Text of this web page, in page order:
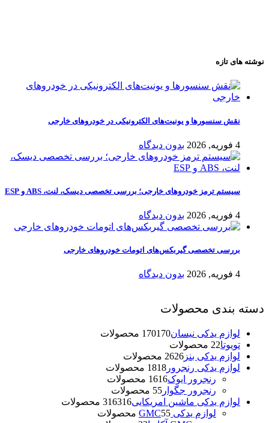
نوشته های تازه
نقش سنسورها و یونیت‌های الکترونیکی در خودروهای خارجی
4 فوریه, 2026 بدون دیدگاه
سیستم ترمز خودروهای خارجی؛ بررسی تخصصی دیسک، لنت، ABS و ESP
4 فوریه, 2026 بدون دیدگاه
بررسی تخصصی گیربکس‌های اتومات خودروهای خارجی
4 فوریه, 2026 بدون دیدگاه
دسته بندی محصولات
لوازم یدکی نیسان 170170 محصولات
تویوتا 22 محصولات
لوازم یدکی بنز
2626 محصولات
لوازم یدکی رنجرور
1818 محصولات
رنجرور ایوک
1616 محصولات
رنجرور جگوار
55 محصولات
لوازم یدکی ماشین امریکایی
316316 محصولات
لوازم یدکی GMC
55 محصولات